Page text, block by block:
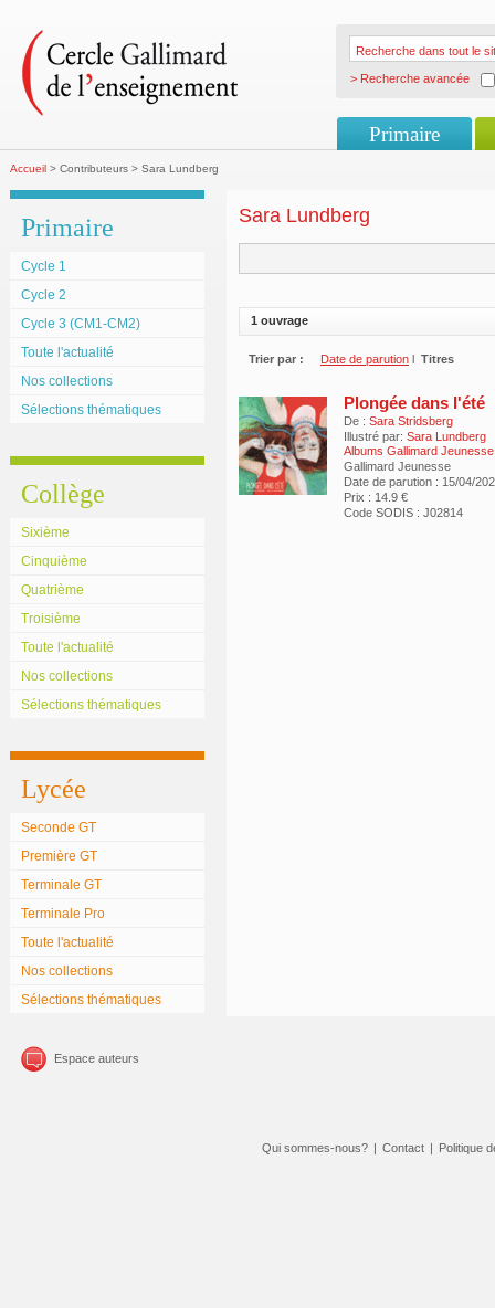
> Recherche avancée
Primaire
Accueil > Contributeurs > Sara Lundberg
Primaire
Cycle 1
Cycle 2
Cycle 3 (CM1-CM2)
Toute l'actualité
Nos collections
Sélections thématiques
Collège
Sixième
Cinquième
Quatrième
Troisième
Toute l'actualité
Nos collections
Sélections thématiques
Lycée
Seconde GT
Première GT
Terminale GT
Terminale Pro
Toute l'actualité
Nos collections
Sélections thématiques
Espace auteurs
Sara Lundberg
1 ouvrage
Trier par : Date de parution l Titres
Plongée dans l'été
De : Sara Stridsberg
Illustré par: Sara Lundberg
Albums Gallimard Jeunesse
Gallimard Jeunesse
Date de parution : 15/04/
Prix : 14.9 €
Code SODIS : J02814
Qui sommes-nous? | Contact | Politique